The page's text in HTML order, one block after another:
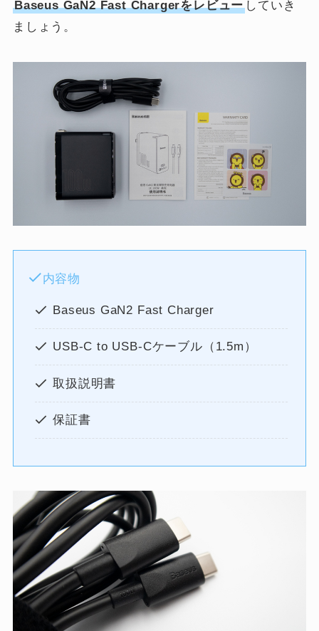
Baseus GaN2 Fast Chargerをレビュー していき
ましょう。
内容物
Baseus GaN2 Fast Charger
USB-C to USB-Cケーブル（1.5m）
取扱説明書
保証書